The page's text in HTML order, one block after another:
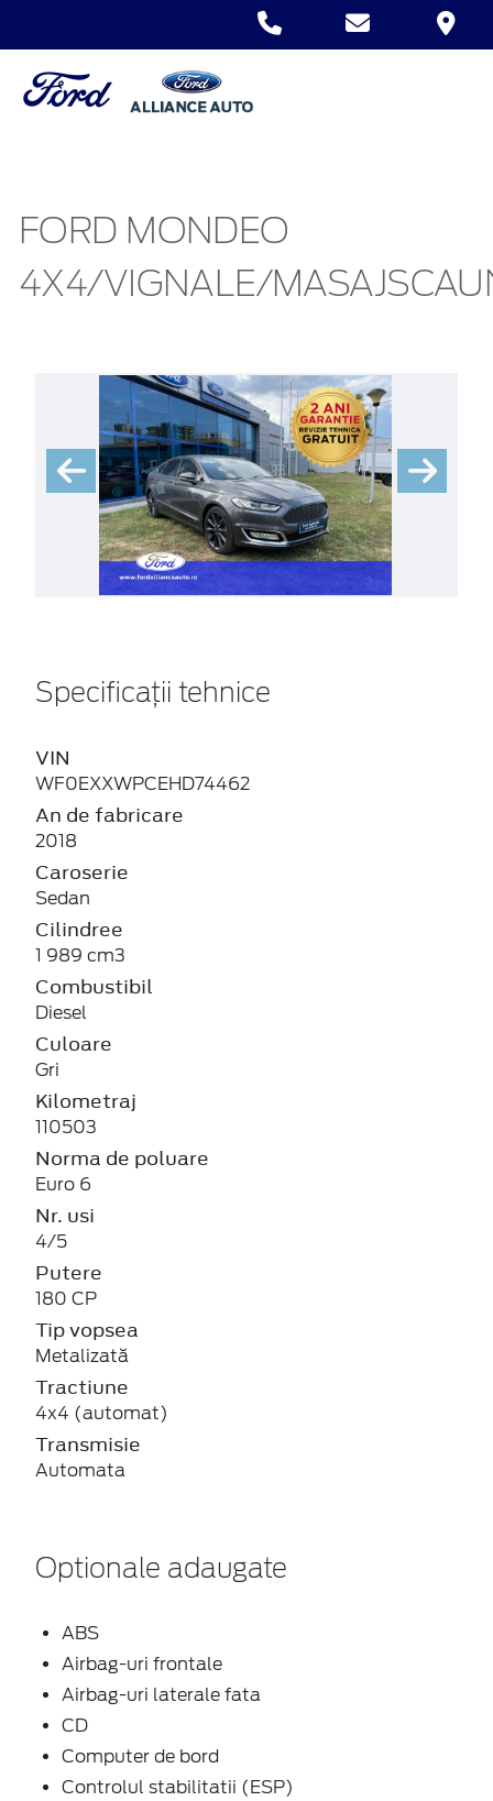
FORD MONDEO
4X4/VIGNALE/
Specificații tehnice
VIN
WF0EXXWPCEHD74462
An de fabricare
2018
Caroserie
Sedan
Cilindree
1 989 cm3
Combustibil
Diesel
Culoare
Gri
Kilometraj
110503
Norma de poluare
Euro 6
Nr. usi
4/5
Putere
180 CP
Tip vopsea
Metalizată
Tractiune
4x4 (automat)
Transmisie
Automata
Optionale adaugate
ABS
Airbag-uri frontale
Airbag-uri laterale fata
CD
Computer de bord
Controlul stabilitatii (ESP)